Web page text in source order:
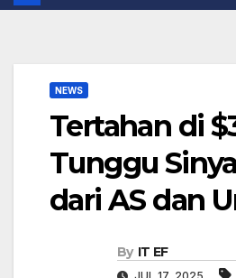
NEWS
Tertahan di
Tunggu
dari AS dan
By IT EF